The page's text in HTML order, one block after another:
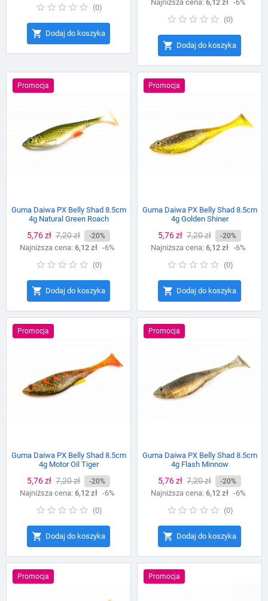
(0)
 Dodaj do koszyka
podstawowa
Najniższa cena: 6,12 zł -6%
(0)
 Dodaj do koszyka
Promocja
Guma Daiwa PX Belly Shad 8.5cm
4g Natural Green Roach
Cena
5,76 zł Cena
podstawowa
7,20 zł -20%
Najniższa cena: 6,12 zł -6%
(0)
 Dodaj do koszyka
Promocja
Guma Daiwa PX Belly Shad 8.5cm
4g Golden Shiner
Cena
5,76 zł Cena
podstawowa
7,20 zł -20%
Najniższa cena: 6,12 zł -6%
(0)
 Dodaj do koszyka
Promocja
Guma Daiwa PX Belly Shad 8.5cm
4g Motor Oil Tiger
Cena
5,76 zł Cena
podstawowa
7,20 zł -20%
Najniższa cena: 6,12 zł -6%
(0)
 Dodaj do koszyka
Promocja
Guma Daiwa PX Belly Shad 8.5cm
4g Flash Minnow
Cena
5,76 zł Cena
podstawowa
7,20 zł -20%
Najniższa cena: 6,12 zł -6%
(0)
 Dodaj do koszyka
Promocja Promocja